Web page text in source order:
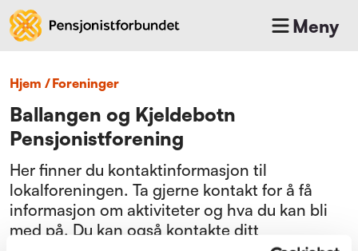
Meny
Hjem / foreninger
Ballangen og Kjeldebotn
Pensjonistforening
Her finner du kontaktinformasjon til
lokalforeningen. Ta gjerne kontakt for å få
informasjon om aktiviteter og hva du kan bli
med på. Du kan også kontakte ditt